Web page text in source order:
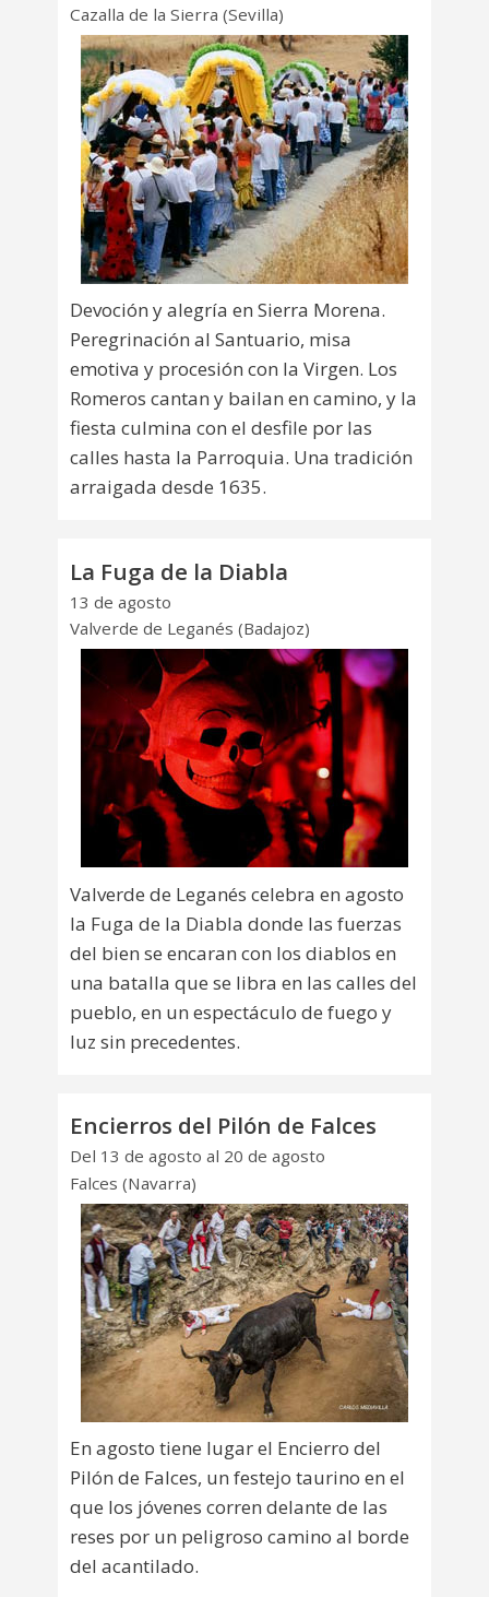
Cazalla de la Sierra (Sevilla)
Devoción y alegría en Sierra Morena.
Peregrinación al Santuario, misa
emotiva y procesión con la Virgen. Los
Romeros cantan y bailan en camino, y la
fiesta culmina con el desfile por las
calles hasta la Parroquia. Una tradición
arraigada desde 1635.
La Fuga de la Diabla
13 de agosto
Valverde de Leganés (Badajoz)
Valverde de Leganés celebra en agosto
la Fuga de la Diabla donde las fuerzas
del bien se encaran con los diablos en
una batalla que se libra en las calles del
pueblo, en un espectáculo de fuego y
luz sin precedentes.
Encierros del Pilón de Falces
Del 13 de agosto al 20 de agosto
Falces (Navarra)
En agosto tiene lugar el Encierro del
Pilón de Falces, un festejo taurino en el
que los jóvenes corren delante de las
reses por un peligroso camino al borde
del acantilado.